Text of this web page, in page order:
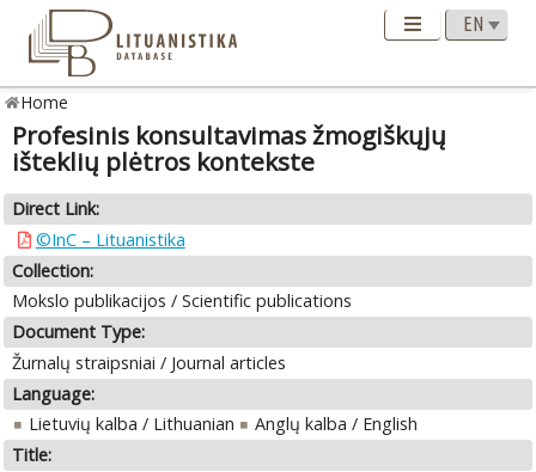
Home
Profesinis konsultavimas žmogiškųjų
išteklių plėtros kontekste
Direct Link:
©InC – Lituanistika
Collection:
Mokslo publikacijos / Scientific publications
Document Type:
Žurnalų straipsniai / Journal articles
Language:
Lietuvių kalba / Lithuanian
Anglų kalba / English
Title: